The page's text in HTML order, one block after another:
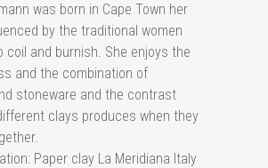
was born in Cape Town her
by the traditional women
coil and burnish. She enjoys the
and the combination of
stoneware and the contrast
clays produces when they
Paper clay La Meridiana Italy